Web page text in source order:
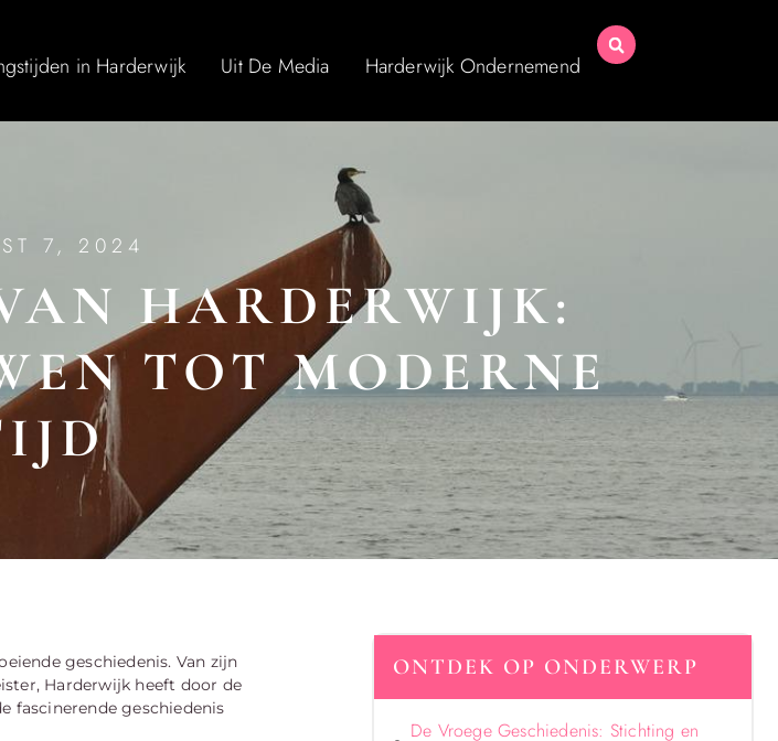
in Harderwijk Uit De Media Harderwijk Ondernemend
7, 2024
HARDERWIJK:
TOT MODERNE
geschiedenis. Van zijn
Harderwijk heeft door de
fascinerende geschiedenis
ONTDEK OP ONDERWERP
De Vroege Geschiedenis: Stichting en